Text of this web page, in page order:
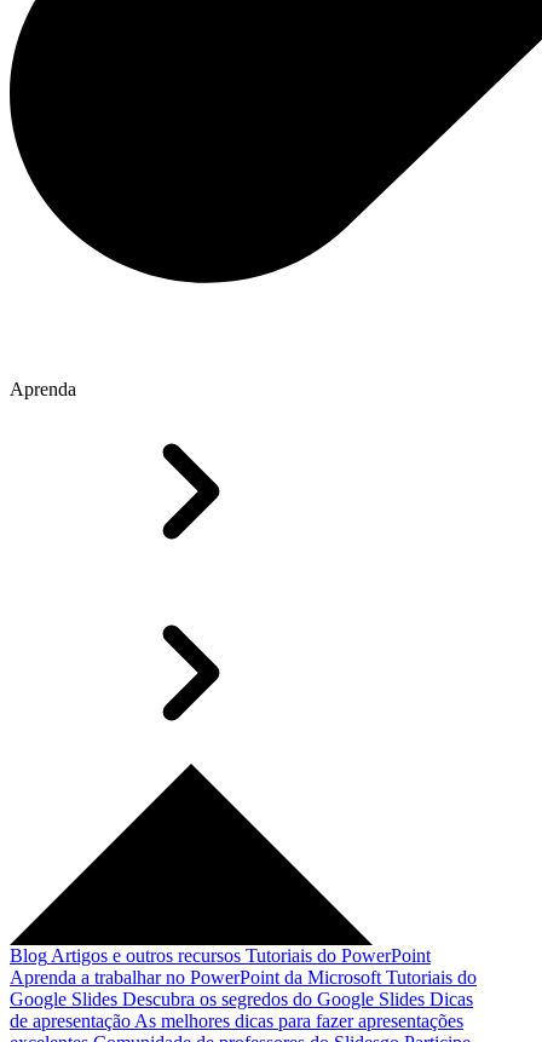
Aprenda
Blog Artigos e outros recursos Tutoriais do PowerPoint
Aprenda a trabalhar no PowerPoint da Microsoft Tutoriais do
Google Slides Descubra os segredos do Google Slides Dicas
de apresentação As melhores dicas para fazer apresentações